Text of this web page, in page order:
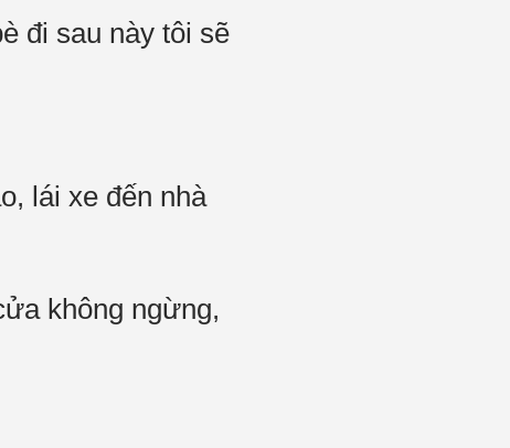
đi sau này tôi sẽ
lái xe đến nhà
không ngừng,